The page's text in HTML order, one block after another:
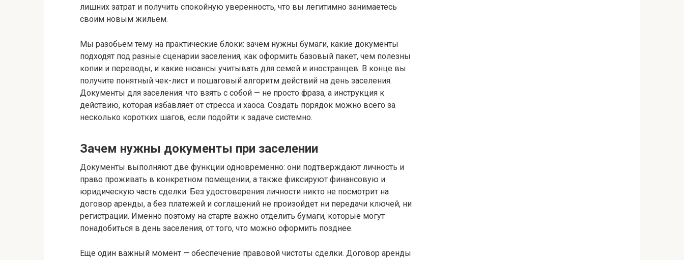
лишних затрат и получить спокойную уверенность, что вы легитимно занимаетесь
своим новым жильем.
Мы разобьем тему на практические блоки: зачем нужны бумаги, какие документы
подходят под разные сценарии заселения, как оформить базовый пакет, чем полезны
копии и переводы, и какие нюансы учитывать для семей и иностранцев. В конце вы
получите понятный чек-лист и пошаговый алгоритм действий на день заселения.
Документы для заселения: что взять с собой — не просто фраза, а инструкция к
действию, которая избавляет от стресса и хаоса. Создать порядок можно всего за
несколько коротких шагов, если подойти к задаче системно.
Зачем нужны документы при заселении
Документы выполняют две функции одновременно: они подтверждают личность и
право проживать в конкретном помещении, а также фиксируют финансовую и
юридическую часть сделки. Без удостоверения личности никто не посмотрит на
договор аренды, а без платежей и соглашений не произойдет ни передачи ключей, ни
регистрации. Именно поэтому на старте важно отделить бумаги, которые могут
понадобиться в день заселения, от того, что можно оформить позднее.
Еще один важный момент — обеспечение правовой чистоты сделки. Договор аренды